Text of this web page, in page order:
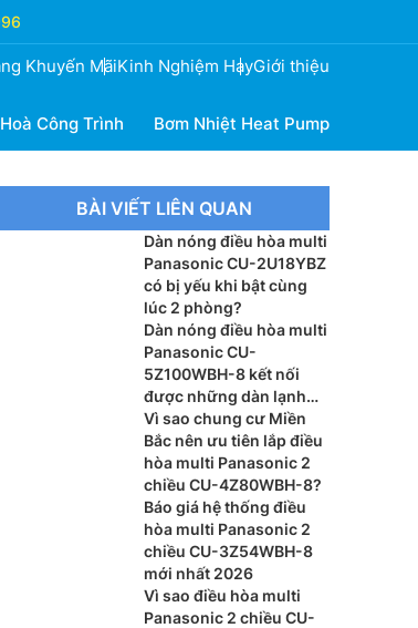
Khuyến MãiKinh Nghiệm HayGiới thiệu
Công Trình Bơm Nhiệt Heat Pump
BÀI VIẾT LIÊN QUAN
Dàn nóng điều hòa multi
Panasonic CU-2U18YBZ
có bị yếu khi bật cùng
lúc 2 phòng?
Dàn nóng điều hòa multi
Panasonic CU-
5Z100WBH-8 kết nối
được những dàn lạnh
nào?
Vì sao chung cư Miền
Bắc nên ưu tiên lắp điều
hòa multi Panasonic 2
chiều CU-4Z80WBH-8?
Báo giá hệ thống điều
hòa multi Panasonic 2
chiều CU-3Z54WBH-8
mới nhất 2026
Vì sao điều hòa multi
Panasonic 2 chiều CU-